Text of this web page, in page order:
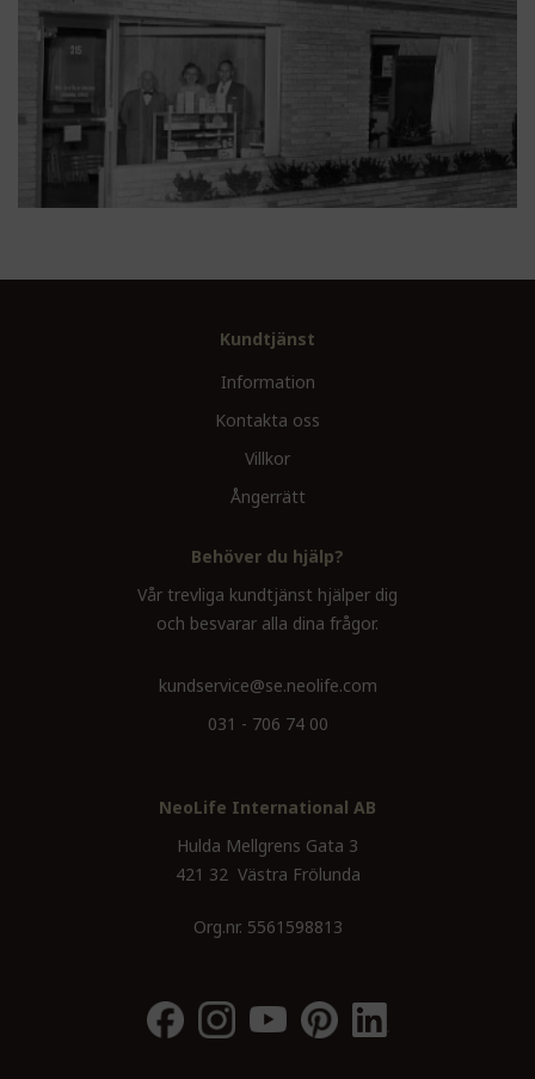
Kundtjänst
Information
Kontakta oss
Villkor
Ångerrätt
Behöver du hjälp?
Vår trevliga kundtjänst hjälper dig
och besvarar alla dina frågor.
kundservice@se.neolife.com
031 - 706 74 00
NeoLife International AB
Hulda Mellgrens Gata 3
421 32 Västra Frölunda
Org.nr. 5561598813